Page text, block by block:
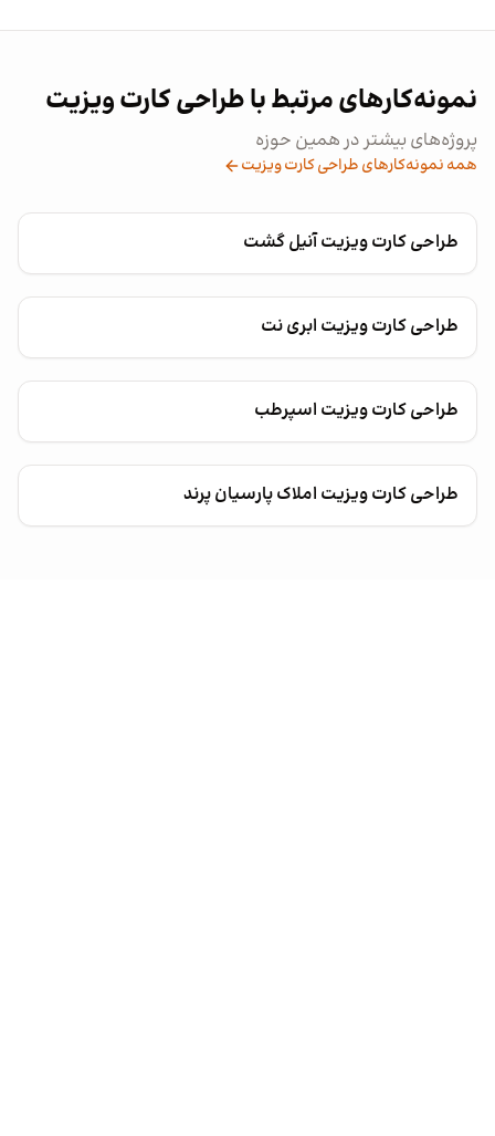
نمونه‌کارهای مرتبط با طراحی کارت ویزیت
پروژه‌های بیشتر در همین حوزه
همه نمونه‌کارهای طراحی کارت ویزیت
طراحی کارت ویزیت آنیل گشت
طراحی کارت ویزیت ابری نت
طراحی کارت ویزیت اسپرطب
طراحی کارت ویزیت املاک پارسیان پرند